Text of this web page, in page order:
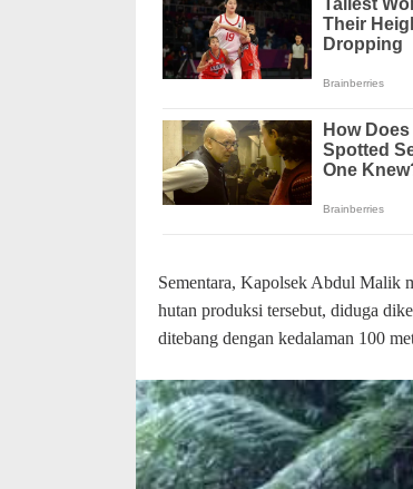
Sementara, Kapolsek Abdul Malik
hutan produksi tersebut, diduga
ditebang dengan kedalaman 100